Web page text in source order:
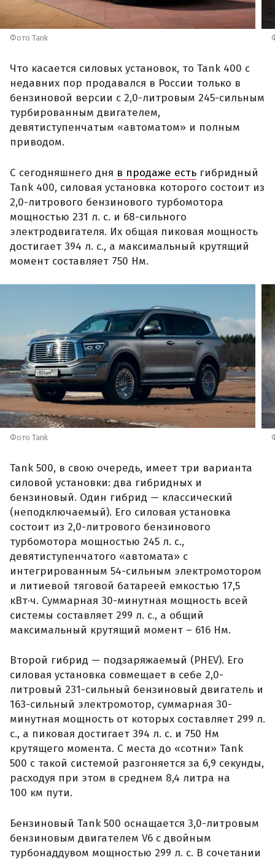
Фото Tank
Что касается силовых установок, то Tank 400 с
недавних пор продавался в России только в
бензиновой версии с 2,0-литровым 245-сильным
турбированным двигателем,
девятиступенчатым «автоматом» и полным
приводом.
С сегодняшнего дня в продаже есть гибридный
Tank 400, силовая установка которого состоит из
2,0-литрового бензинового турбомотора
мощностью 231 л. с. и 68-сильного
электродвигателя. Их общая пиковая мощность
достигает 394 л. с., а максимальный крутящий
момент составляет 750 Нм.
Фото Tank
Tank 500, в свою очередь, имеет три варианта
силовой установки: два гибридных и
бензиновый. Один гибрид — классический
(неподключаемый). Его силовая установка
состоит из 2,0-литрового бензинового
турбомотора мощностью 245 л. с.,
девятиступенчатого «автомата» с
интегрированным 54-сильным электромотором
и литиевой тяговой батареей емкостью 17,5
кВт·ч. Суммарная 30-минутная мощность всей
системы составляет 299 л. с., а общий
максимальный крутящий момент – 616 Нм.
Второй гибрид — подзаряжаемый (PHEV). Его
силовая установка совмещает в себе 2,0-
литровый 231-сильный бензиновый двигатель и
163-сильный электромотор, суммарная 30-
минутная мощность от которых составляет 299 л.
с., а пиковая достигает 394 л. с. и 750 Нм
крутящего момента. С места до «сотни» Tank
500 с такой системой разгоняется за 6,9 секунды,
расходуя при этом в среднем 8,4 литра на
100 км пути.
Бензиновый Tank 500 оснащается 3,0-литровым
бензиновым двигателем V6 с двойным
турбонаддувом мощностью 299 л. с. В сочетании